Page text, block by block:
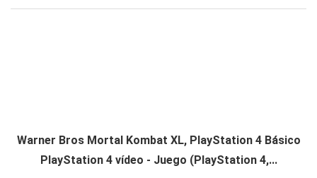
Warner Bros Mortal Kombat XL, PlayStation 4 Básico
PlayStation 4 vídeo - Juego (PlayStation 4,...